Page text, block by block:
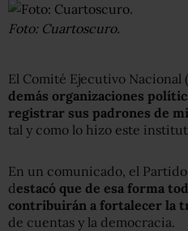
Foto: Cuartoscuro.
El Comité Ejecutivo Nacional
demás organizaciones
registrar sus padrones de
tal y como lo hizo este
En un comunicado, el
destacó que de esa forma
contribuirán a fortalecer la
de cuentas y la democracia.